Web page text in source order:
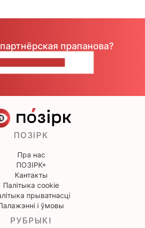
прапанова?
ПОЗІРК
Пра нас
ПОЗІРК+
Кантакты
Палітыка cookie
прыватнасці
і ўмовы
РУБРЫКІ